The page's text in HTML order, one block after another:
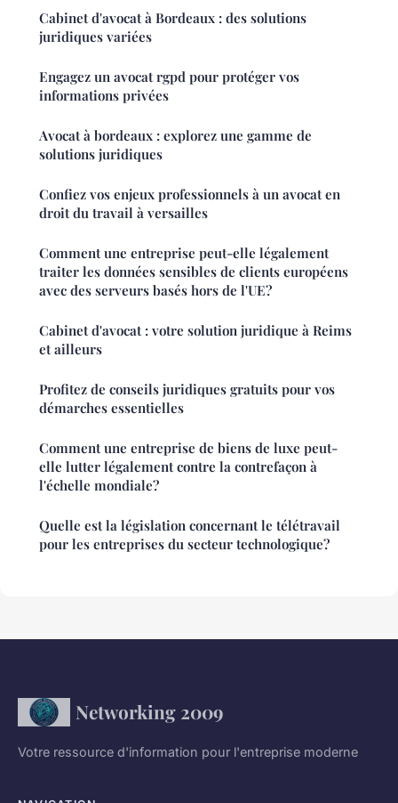
Cabinet d'avocat à Bordeaux : des solutions
juridiques variées
Engagez un avocat rgpd pour protéger vos
informations privées
Avocat à bordeaux : explorez une gamme de
solutions juridiques
Confiez vos enjeux professionnels à un avocat en
droit du travail à versailles
Comment une entreprise peut-elle légalement
traiter les données sensibles de clients européens
avec des serveurs basés hors de l'UE?
Cabinet d'avocat : votre solution juridique à Reims
et ailleurs
Profitez de conseils juridiques gratuits pour vos
démarches essentielles
Comment une entreprise de biens de luxe peut-
elle lutter légalement contre la contrefaçon à
l'échelle mondiale?
Quelle est la législation concernant le télétravail
pour les entreprises du secteur technologique?
Networking 2009
Votre ressource d'information pour l'entreprise moderne